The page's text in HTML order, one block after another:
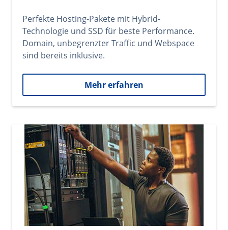
Perfekte Hosting-Pakete mit Hybrid-
Technologie und SSD für beste Performance.
Domain, unbegrenzter Traffic und Webspace
sind bereits inklusive.
Mehr erfahren